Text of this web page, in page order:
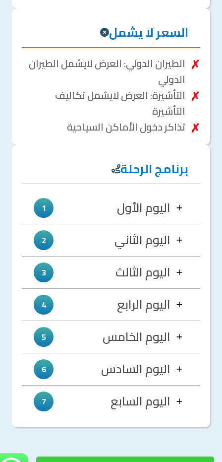
السعر لا يشمل
الطيران الدولي: العرض لايشمل الطيران
الدولي
التأشيرة: العرض لايشمل تكاليف
التأشيرة
تذاكر دخول الأماكن السياحية
برنامج الرحلة
1 اليوم الأول
2 اليوم الثاني
3 اليوم الثالث
4 اليوم الرابع
5 اليوم الخامس
6 اليوم السادس
7 اليوم السابع